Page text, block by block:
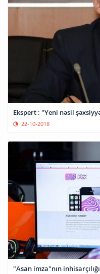
Ekspert : "Yeni nəsil
22-10-2018
"Asan imza"nın